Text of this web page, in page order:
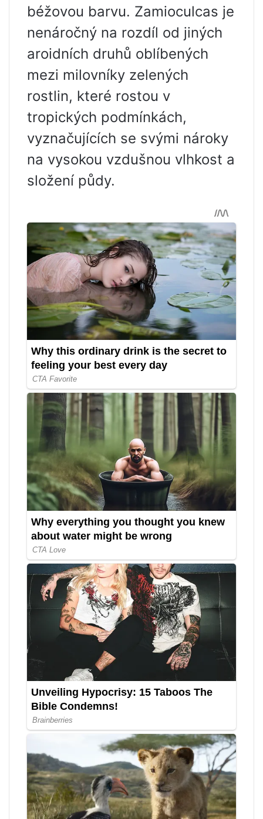
béžovou barvu. Zamioculcas je
nenáročný na rozdíl od jiných
aroidních druhů oblíbených
mezi milovníky zelených
rostlin, které rostou v
tropických podmínkách,
vyznačujících se svými nároky
na vysokou vzdušnou vlhkost a
složení půdy.